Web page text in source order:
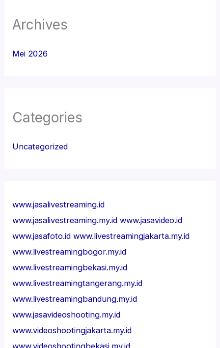
Archives
Mei 2026
Categories
Uncategorized
www.jasalivestreaming.id
www.jasalivestreaming.my.id www.jasavideo.id
www.jasafoto.id www.livestreamingjakarta.my.id
www.livestreamingbogor.my.id
www.livestreamingbekasi.my.id
www.livestreamingtangerang.my.id
www.livestreamingbandung.my.id
www.jasavideoshooting.my.id
www.videoshootingjakarta.my.id